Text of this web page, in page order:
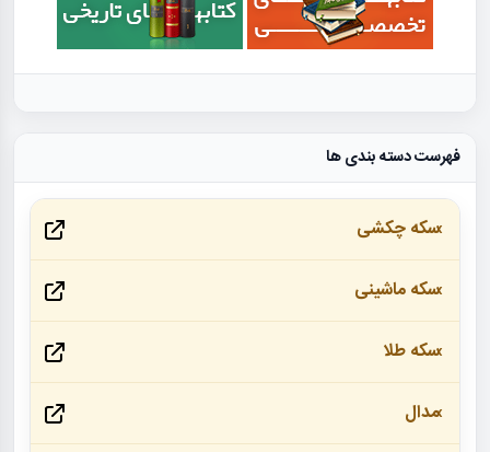
فهرست دسته بندی ها
سکه چکشی
سکه ماشینی
سکه طلا
مدال